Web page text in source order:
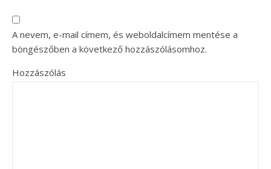
A nevem, e-mail címem, és weboldalcímem mentése a
böngészőben a következő hozzászólásomhoz.
Hozzászólás